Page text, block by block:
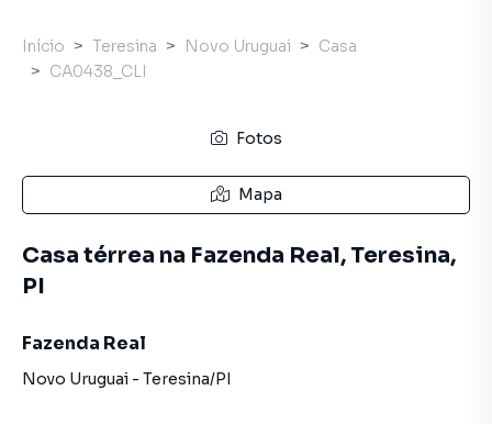
Início Teresina Novo Uruguai
Casa
CA0438_CLI
Fotos
Mapa
Casa térrea na Fazenda Real, Teresina,
PI
Fazenda Real
Novo Uruguai - Teresina/PI